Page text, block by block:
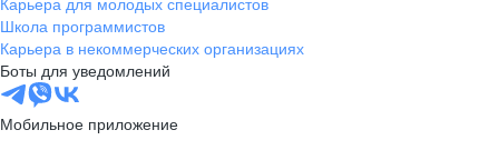
Школа программистов
Карьера в некоммерческих организациях
Боты для уведомлений
Мобильное приложение